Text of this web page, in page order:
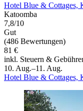
Hotel Blue & Cottages,
Katoomba
7,8/10
Gut
(486 Bewertungen)
81 €
inkl. Steuern &
10. Aug.–11. Aug.
Hotel Blue & Cottages,